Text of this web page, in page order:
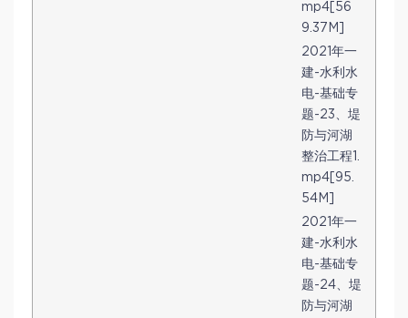
mp4[56
9.37M]
2021年一
建-水利水
电-基础专
题-23、堤
防与河湖
整治工程1.
mp4[95.
54M]
2021年一
建-水利水
电-基础专
题-24、堤
防与河湖